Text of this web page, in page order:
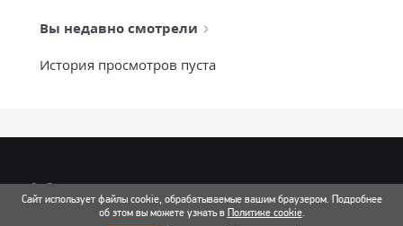
Вы недавно смотрели
История просмотров пуста
info@mixtcar.ru
Почта для связи
Сайт использует файлы cookie, обрабатываемые вашим браузером. Подробнее
об этом вы можете узнать в Политике cookie.